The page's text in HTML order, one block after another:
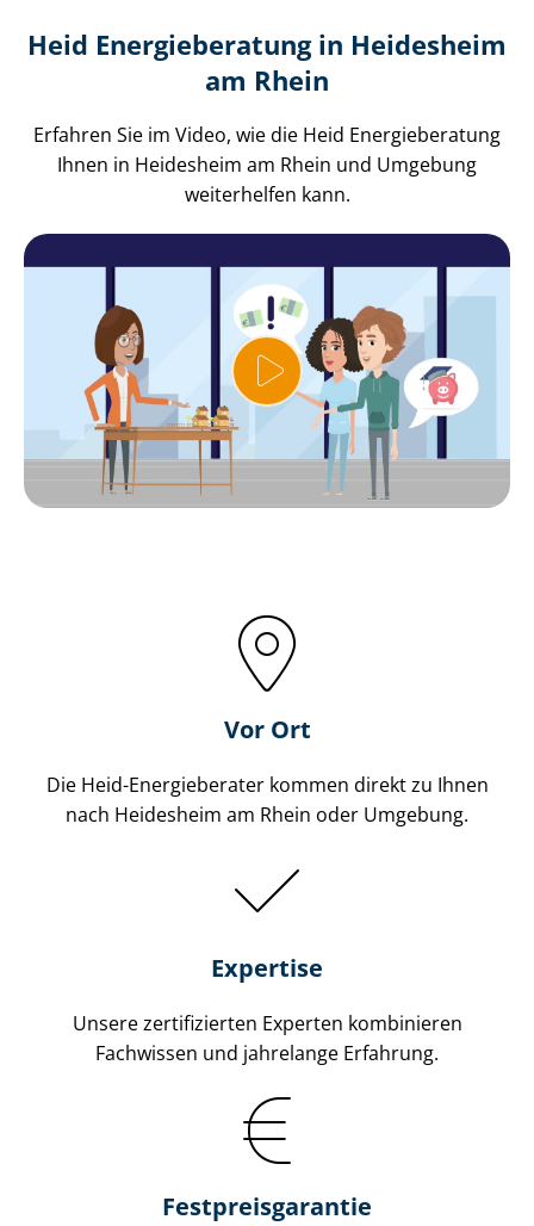
Heid Energieberatung in Heidesheim
am Rhein
Erfahren Sie im Video, wie die Heid Energieberatung
Ihnen in Heidesheim am Rhein und Umgebung
weiterhelfen kann.
Vor Ort
Die Heid-Energieberater kommen direkt zu Ihnen
nach Heidesheim am Rhein oder Umgebung.
Expertise
Unsere zertifizierten Experten kombinieren
Fachwissen und jahrelange Erfahrung.
Fest­preis­ga­ran­tie